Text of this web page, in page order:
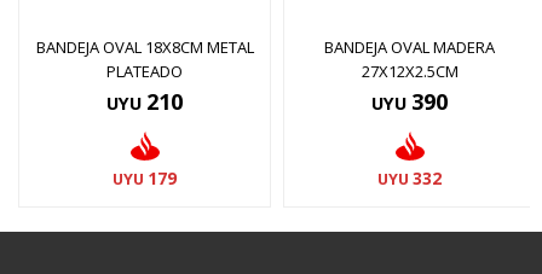
BANDEJA OVAL 18X8CM METAL
PLATEADO
UYU 210
UYU 179
BANDEJA OVAL MADERA
27X12X2.5CM
UYU 390
UYU 332